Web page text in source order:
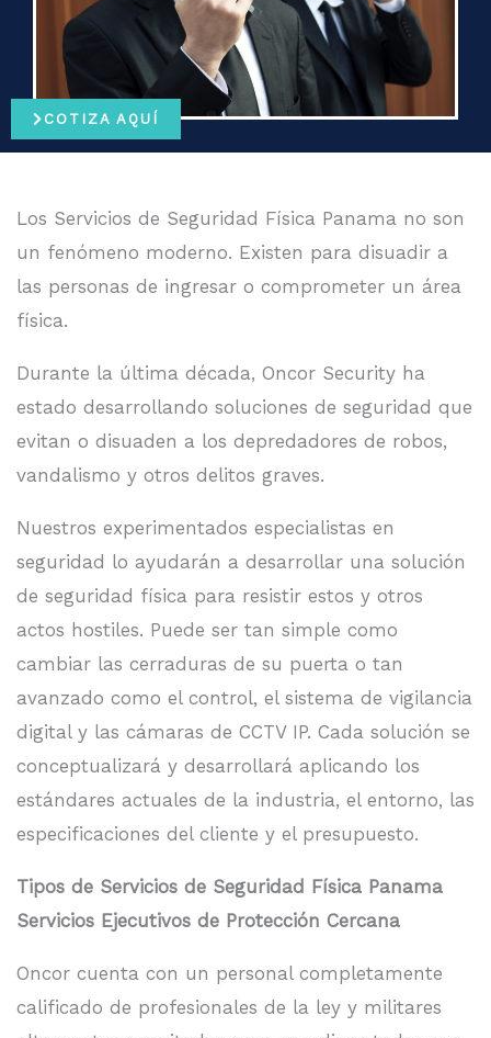
COTIZA AQUÍ
Los Servicios de Seguridad Física Panama no son
un fenómeno moderno. Existen para disuadir a
las personas de ingresar o comprometer un área
física.
Durante la última década, Oncor Security ha
estado desarrollando soluciones de seguridad que
evitan o disuaden a los depredadores de robos,
vandalismo y otros delitos graves.
Nuestros experimentados especialistas en
seguridad lo ayudarán a desarrollar una solución
de seguridad física para resistir estos y otros
actos hostiles. Puede ser tan simple como
cambiar las cerraduras de su puerta o tan
avanzado como el control, el sistema de vigilancia
digital y las cámaras de CCTV IP. Cada solución se
conceptualizará y desarrollará aplicando los
estándares actuales de la industria, el entorno, las
especificaciones del cliente y el presupuesto.
Tipos de Servicios de Seguridad Física Panama
Servicios Ejecutivos de Protección Cercana
Oncor cuenta con un personal completamente
calificado de profesionales de la ley y militares